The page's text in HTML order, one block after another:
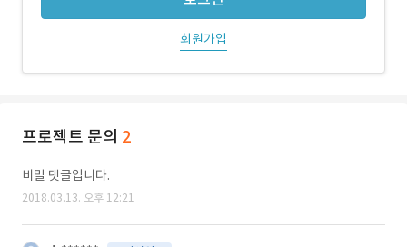
회원가입
프로젝트 문의 2
비밀 댓글입니다.
2018.03.13. 오후 12:21